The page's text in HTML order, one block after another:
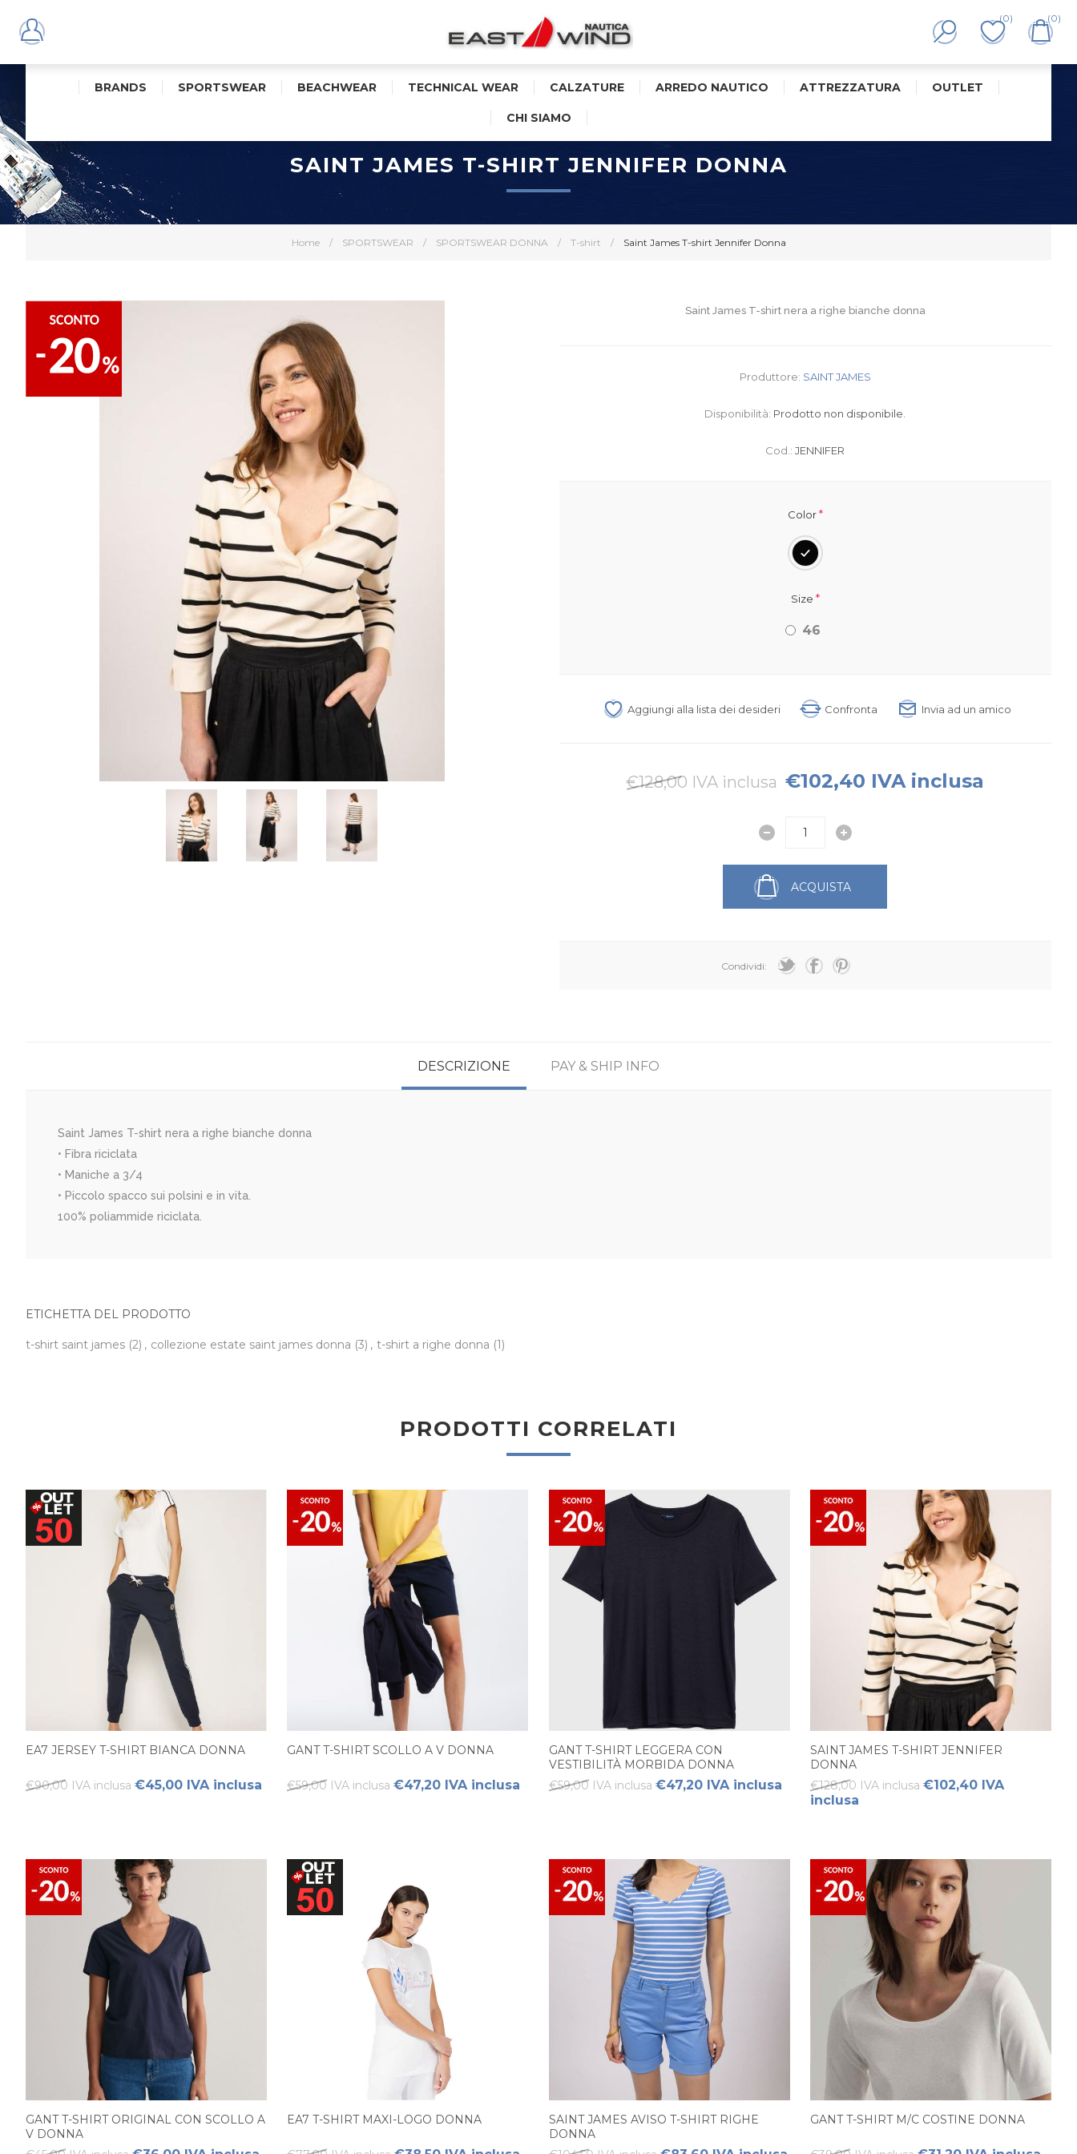
(0) (0)
BRANDS SPORTSWEAR BEACHWEAR TECHNICAL WEAR CALZATURE ARREDO NAUTICO ATTREZZATURA OUTLET
CHI SIAMO
Home / SPORTSWEAR / SPORTSWEAR DONNA / T-shirt / Saint James T-shirt Jennifer Donna
SAINT JAMES T-SHIRT JENNIFER DONNA
Saint James T-shirt nera a righe bianche donna
Produttore: SAINT JAMES
Disponibilità: Prodotto non disponibile.
Cod.: JENNIFER
Color*
Size *
46
Aggiungi alla lista dei desideri Confronta Invia ad un amico
€128,00 IVA inclusa €102,40 IVA inclusa
ACQUISTA
Condividi:
DESCRIZIONE PAY & SHIP INFO
Saint James T-shirt nera a righe bianche donna
• Fibra riciclata
• Maniche a 3/4
• Piccolo spacco sui polsini e in vita.
100% poliammide riciclata.
ETICHETTA DEL PRODOTTO
t-shirt saint james (2) , collezione estate saint james donna (3) , t-shirt a righe donna (1)
PRODOTTI CORRELATI
EA7 JERSEY T-SHIRT BIANCA DONNA
€90,00 IVA inclusa €45,00 IVA inclusa
GANT T-SHIRT SCOLLO A V DONNA
€59,00 IVA inclusa €47,20 IVA inclusa
GANT T-SHIRT LEGGERA CON
VESTIBILITÀ MORBIDA DONNA
€59,00 IVA inclusa €47,20 IVA inclusa
SAINT JAMES T-SHIRT JENNIFER
DONNA
€128,00 IVA inclusa €102,40 IVA
inclusa
GANT T-SHIRT ORIGINAL CON SCOLLO A
V DONNA
EA7 T-SHIRT MAXI-LOGO DONNA
SAINT JAMES AVISO T-SHIRT RIGHE
DONNA
GANT T-SHIRT M/C COSTINE DONNA